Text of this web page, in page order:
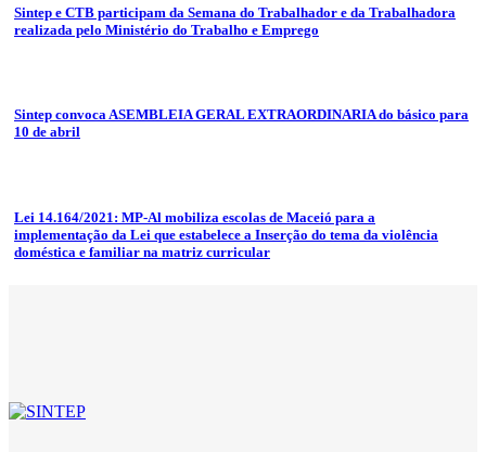
Sintep e CTB participam da Semana do Trabalhador e da Trabalhadora
realizada pelo Ministério do Trabalho e Emprego
Sintep convoca ASEMBLEIA GERAL EXTRAORDINARIA do básico para
10 de abril
Lei 14.164/2021: MP-Al mobiliza escolas de Maceió para a
implementação da Lei que estabelece a Inserção do tema da violência
doméstica e familiar na matriz curricular